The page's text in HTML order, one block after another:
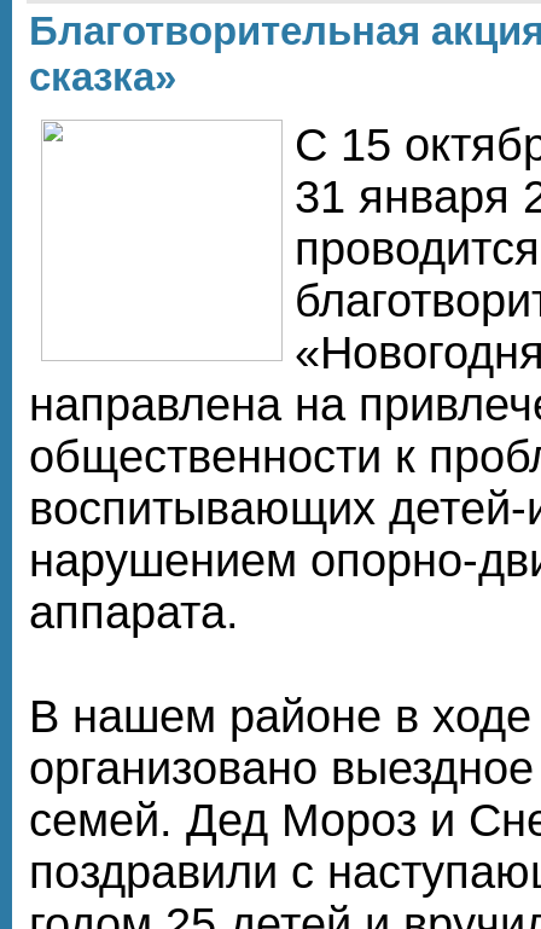
Благотворительная
сказка»
C 15
31 января
направлена на
общественности к
воспитывающих детей-
нарушением опорно-
аппарата.
В нашем районе в
организовано
семей. Дед Мороз и
поздравили с